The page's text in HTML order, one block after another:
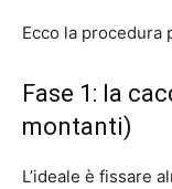
Ecco la procedura
Fase 1: la
montanti)
L’ideale è fissare